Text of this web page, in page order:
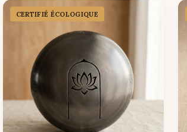
CERTIFIÉ ÉCOLOGIQUE